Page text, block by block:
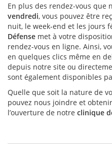
En plus des rendez-vous que
vendredi, vous pouvez être
nuit, le week-end et les jours
Défense met à votre
rendez-vous en ligne. Ainsi,
en quelques clics même en
depuis notre site ou
sont également disponibles
Quelle que soit la nature de
pouvez nous joindre et
l’ouverture de notre clinique